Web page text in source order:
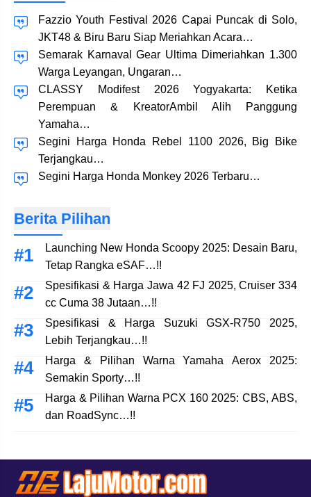
Fazzio Youth Festival 2026 Capai Puncak di Solo,
JKT48 & Biru Baru Siap Meriahkan Acara…
Semarak Karnaval Gear Ultima Dimeriahkan 1.300
Warga Leyangan, Ungaran…
CLASSY Modifest 2026 Yogyakarta: Ketika
Perempuan & KreatorAmbil Alih Panggung
Yamaha…
Segini Harga Honda Rebel 1100 2026, Big Bike
Terjangkau…
Segini Harga Honda Monkey 2026 Terbaru…
Berita Pilihan
Launching New Honda Scoopy 2025: Desain Baru,
Tetap Rangka eSAF…!!
Spesifikasi & Harga Jawa 42 FJ 2025, Cruiser 334
cc Cuma 38 Jutaan…!!
Spesifikasi & Harga Suzuki GSX-R750 2025,
Lebih Terjangkau…!!
Harga & Pilihan Warna Yamaha Aerox 2025:
Semakin Sporty…!!
Harga & Pilihan Warna PCX 160 2025: CBS, ABS,
dan RoadSync…!!